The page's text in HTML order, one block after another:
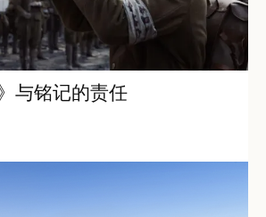
与铭记的责任